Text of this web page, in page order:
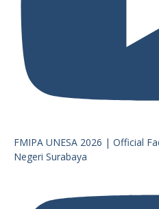
FMIPA UNESA 2026 | Official
Negeri Surabaya